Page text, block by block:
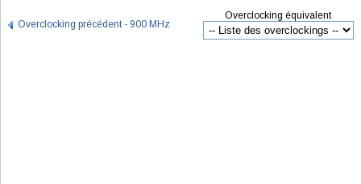
Overclocking précédent - 900 MHz
Overclocking équivalent